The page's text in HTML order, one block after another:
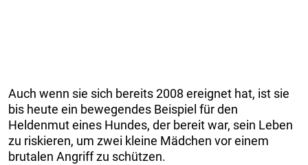
Auch wenn sie sich bereits 2008 ereignet hat, ist sie
bis heute ein bewegendes Beispiel für den
Heldenmut eines Hundes, der bereit war, sein Leben
zu riskieren, um zwei kleine Mädchen vor einem
brutalen Angriff zu schützen.